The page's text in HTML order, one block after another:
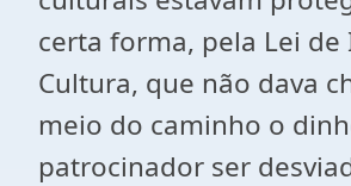
certa forma, pela Lei de
Cultura, que não dava
meio do caminho o
patrocinador ser